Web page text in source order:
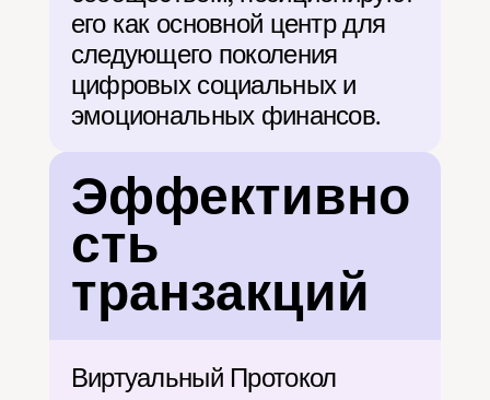
его как основной центр для
следующего поколения
цифровых социальных и
эмоциональных финансов.
Эффективно
сть
транзакций
Виртуальный Протокол